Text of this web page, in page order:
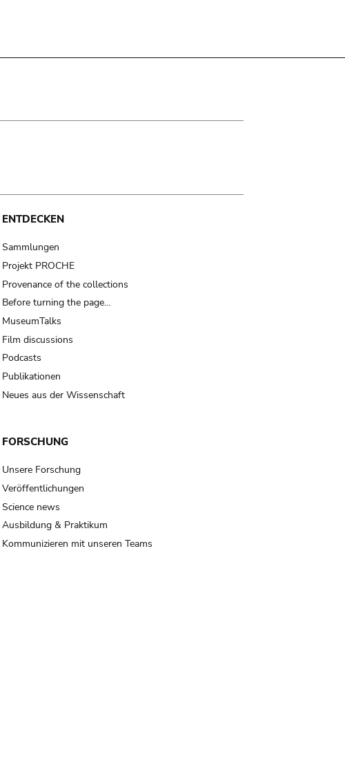
ENTDECKEN
Sammlungen
Projekt PROCHE
Provenance of the collections
Before turning the page…
MuseumTalks
Film discussions
Podcasts
Publikationen
Neues aus der Wissenschaft
FORSCHUNG
Unsere Forschung
Veröffentlichungen
Science news
Ausbildung & Praktikum
Kommunizieren mit unseren Teams